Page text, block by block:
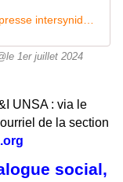
1er juillet 2024
UNSA : via le
de la section
social,